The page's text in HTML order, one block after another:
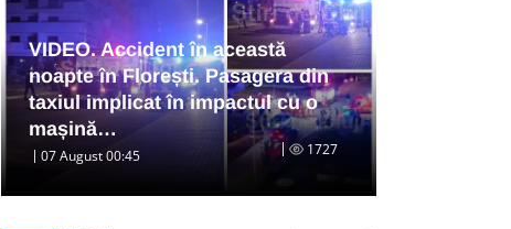
VIDEO. Accident în această
noapte în Florești. Pasagera din
taxiul implicat în impactul cu o
mașină…
07 August 00:45 1727